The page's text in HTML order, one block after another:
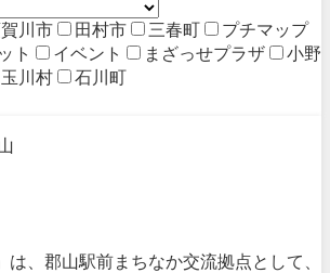
川市 田村市 三春町
プチマップ
ト
イベント まざっせプラザ
小野
玉川村 石川町
は、郡山駅前まちなか交流拠点として、